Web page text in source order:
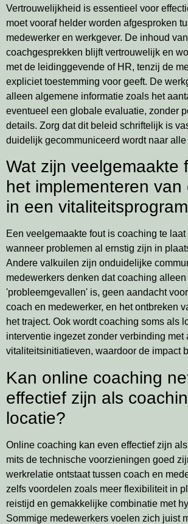
Vertrouwelijkheid is essentieel voor
moet vooraf helder worden afgesproken
medewerker en werkgever. De inhoud van
coachgesprekken blijft vertrouwelijk en
met de leidinggevende of HR, tenzij de
expliciet toestemming voor geeft. De
alleen algemene informatie zoals het
eventueel een globale evaluatie, zonder
details. Zorg dat dit beleid schriftelijk is
duidelijk gecommuniceerd wordt naar alle
Wat zijn veelgemaakte
het implementeren van
in een
Een veelgemaakte fout is coaching te
wanneer problemen al ernstig zijn in
Andere valkuilen zijn onduidelijke
medewerkers denken dat coaching alleen
'probleemgevallen' is, geen aandacht
coach en medewerker, en het ontbreken
het traject. Ook wordt coaching soms als
interventie ingezet zonder verbinding met
vitaliteitsinitiatieven, waardoor de impact
Kan online coaching
effectief zijn als
locatie?
Online coaching kan even effectief zijn
mits de technische voorzieningen goed
werkrelatie ontstaat tussen coach en
zelfs voordelen zoals meer flexibiliteit in
reistijd en gemakkelijke combinatie met
Sommige medewerkers voelen zich juist